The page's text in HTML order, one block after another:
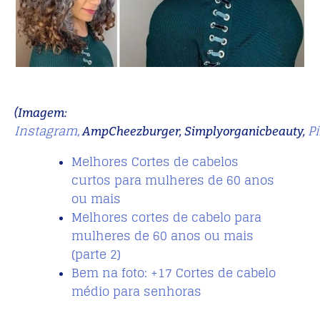
(Imagem:
Instagram,AmpCheezburger, Simplyorganicbeauty,
Melhores Cortes de cabelos
curtos para mulheres de 60 anos
ou mais
Melhores cortes de cabelo para
mulheres de 60 anos ou mais
(parte 2)
Bem na foto: +17 Cortes de cabelo
médio para senhoras